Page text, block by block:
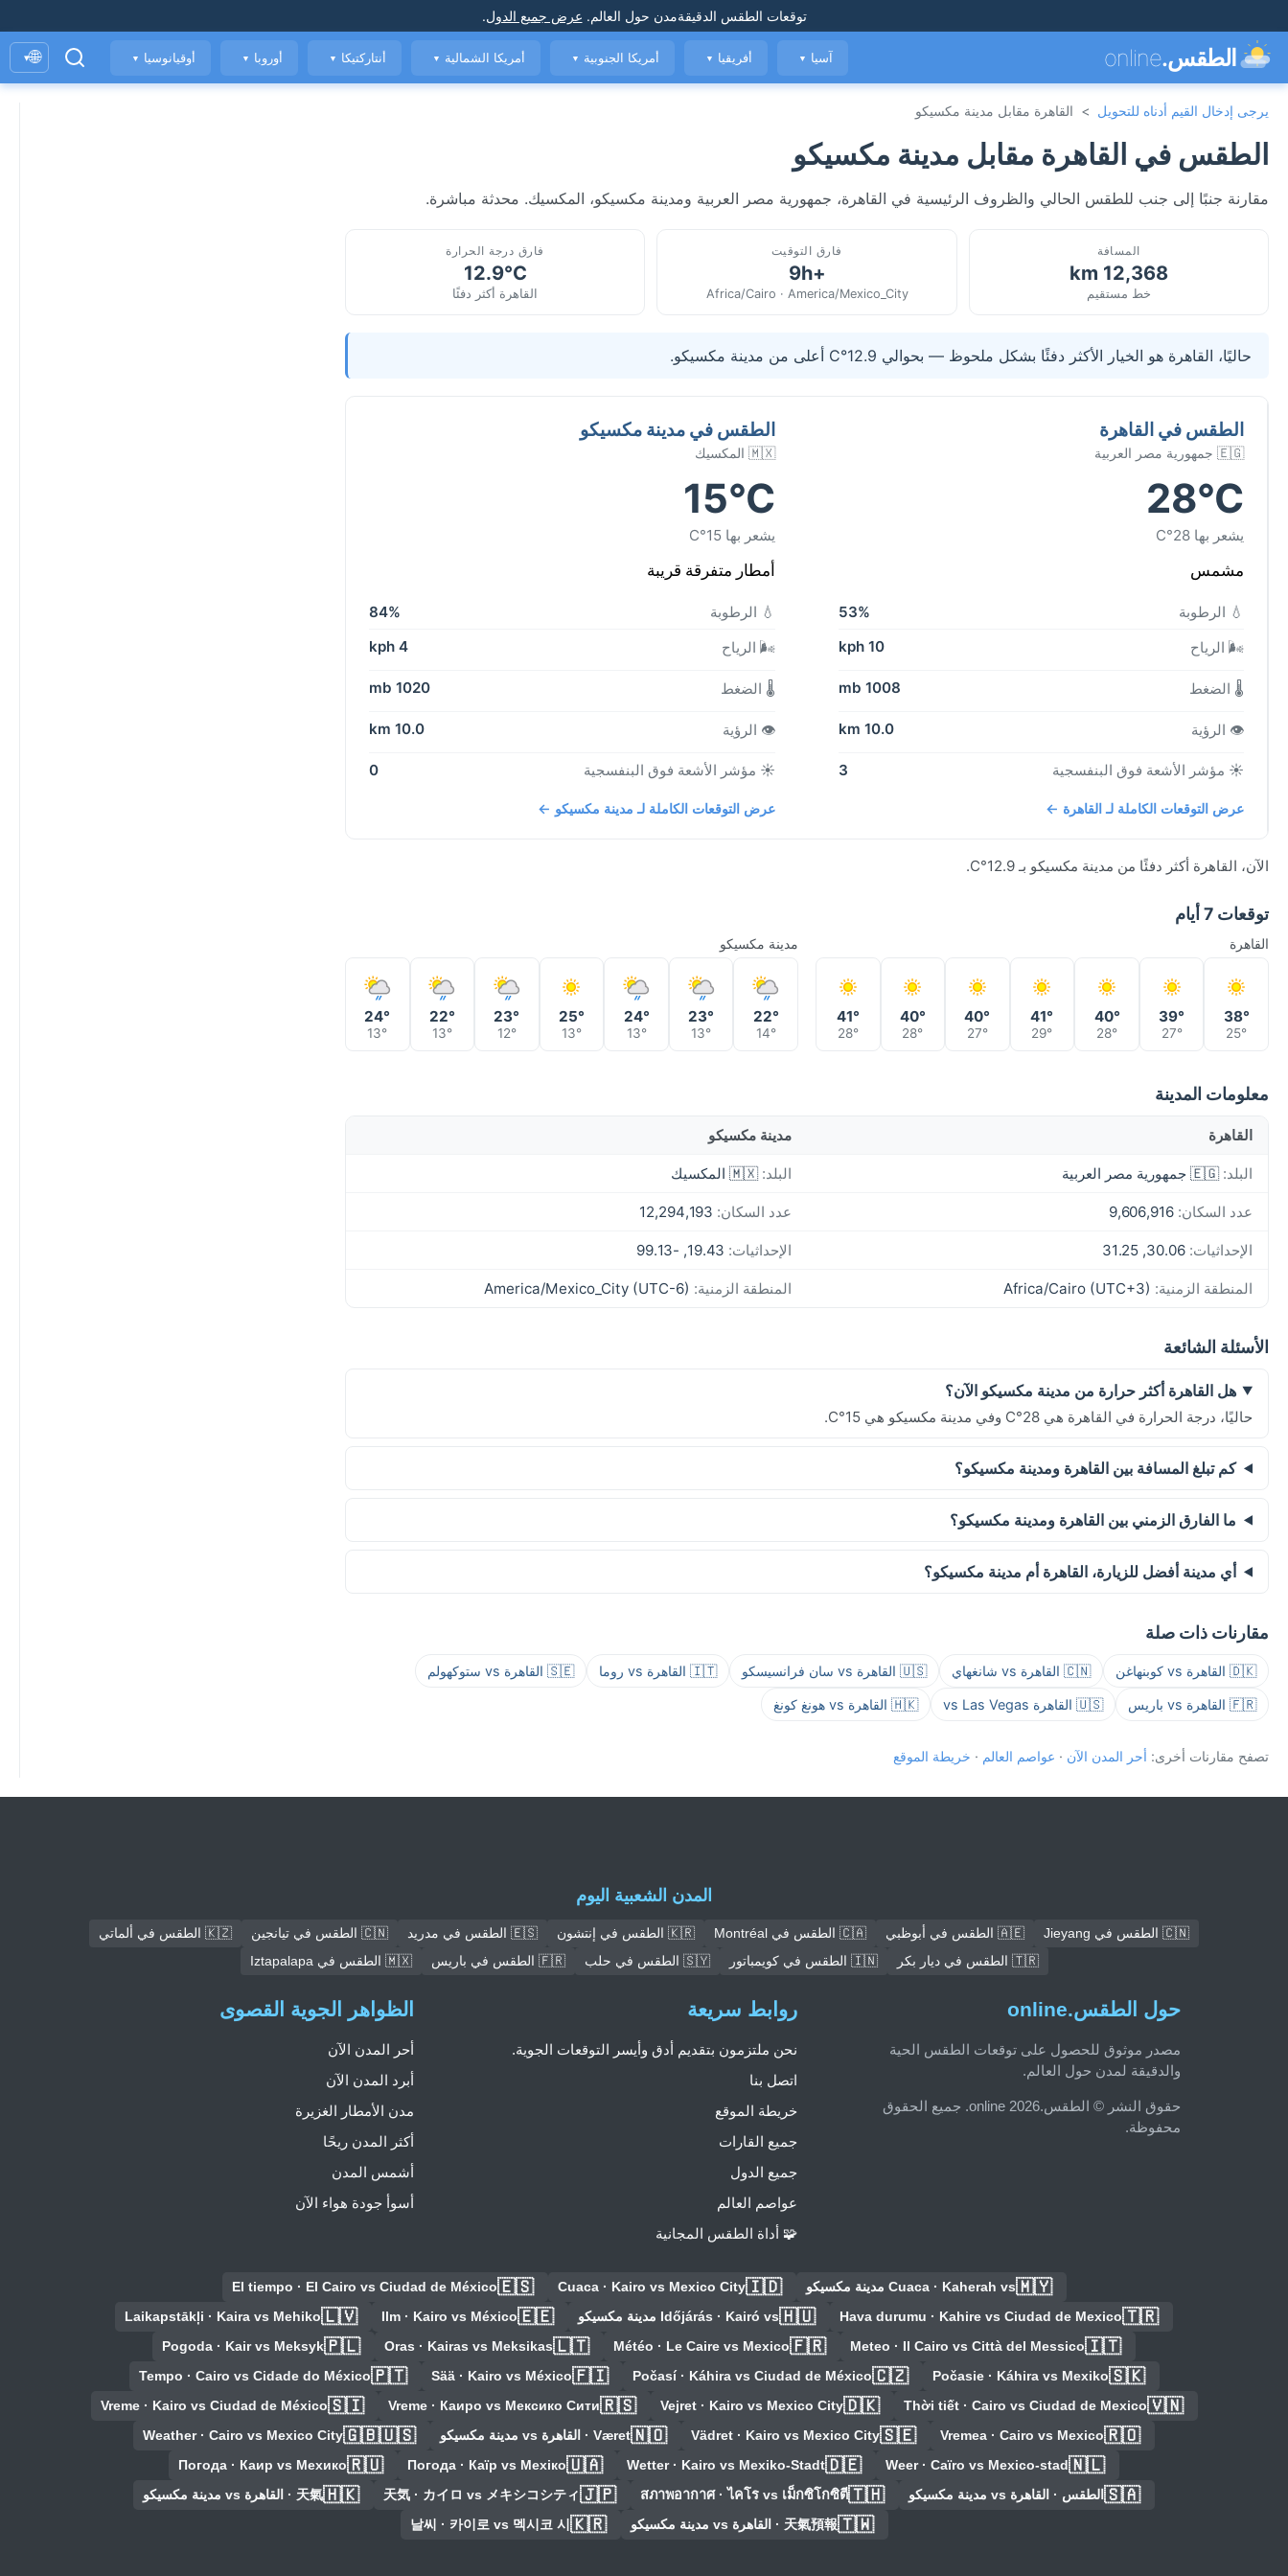
توقعات الطقس الدقيقةمدن حول العالم. عرض جميع الدول.
الطقس.online آسيا ▼ أفريقيا ▼ أمريكا الجنوبية ▼ أمريكا الشمالية ▼ أنتاركتيكا ▼ أوروبا ▼ أوقيانوسيا ▼
🌐
▾
يرجى إدخال القيم أدناه للتحويل > القاهرة مقابل مدينة مكسيكو
الطقس في القاهرة مقابل مدينة مكسيكو
مقارنة جنبًا إلى جنب للطقس الحالي والظروف الرئيسية في القاهرة، جمهورية مصر العربية ومدينة مكسيكو، المكسيك. محدثة مباشرة.
المسافة
12,368 km
خط مستقيم
فارق التوقيت
+9h
Africa/Cairo · America/Mexico_City
فارق درجة الحرارة
12.9°C
القاهرة أكثر دفئًا
حاليًا، القاهرة هو الخيار الأكثر دفئًا بشكل ملحوظ — بحوالي 12.9°C أعلى من مدينة مكسيكو.
الطقس في القاهرة
🇪🇬 جمهورية مصر العربية
28°C
يشعر بها 28°C
مشمس
💧 الرطوبة
53%
🌬️ الرياح
10 kph
🌡️ الضغط 1008 mb
👁️ الرؤية 10.0 km
☀️ مؤشر الأشعة فوق البنفسجية 3
عرض التوقعات الكاملة لـ القاهرة ←
الطقس في مدينة مكسيكو
🇲🇽 المكسيك
15°C
يشعر بها 15°C
أمطار متفرقة قريبة
💧 الرطوبة
84%
🌬️ الرياح
4 kph
🌡️ الضغط 1020 mb
👁️ الرؤية 10.0 km
☀️ مؤشر الأشعة فوق البنفسجية 0
عرض التوقعات الكاملة لـ مدينة مكسيكو ←
الآن، القاهرة أكثر دفئًا من مدينة مكسيكو بـ 12.9°C.
توقعات 7 أيام
القاهرة
38°
25°
39°
27°
40°
28°
41°
29°
40°
27°
40°
28°
41°
28°
مدينة مكسيكو
22°
14°
23°
13°
24°
13°
25°
13°
23°
12°
22°
13°
24°
13°
معلومات المدينة
القاهرة مدينة مكسيكو
البلد: 🇪🇬 جمهورية مصر العربية البلد: 🇲🇽 المكسيك
عدد السكان: عدد السكان:
الإحداثيات: الإحداثيات:
المنطقة الزمنية: المنطقة الزمنية:
الأسئلة الشائعة
هل القاهرة أكثر حرارة من مدينة مكسيكو الآن؟
حاليًا، درجة الحرارة في القاهرة هي 28°C وفي مدينة مكسيكو هي 15°C.
كم تبلغ المسافة بين القاهرة ومدينة مكسيكو؟
ما الفارق الزمني بين القاهرة ومدينة مكسيكو؟
أي مدينة أفضل للزيارة، القاهرة أم مدينة مكسيكو؟
مقارنات ذات صلة
🇩🇰 القاهرة vs كوبنهاغن 🇨🇳 القاهرة vs شانغهاي 🇺🇸 القاهرة vs سان فرانسيسكو 🇮🇹 القاهرة vs روما 🇸🇪 القاهرة vs ستوكهولم
🇫🇷 القاهرة vs باريس 🇺🇸 القاهرة vs Las Vegas 🇭🇰 القاهرة vs هونغ كونغ
تصفح مقارنات أخرى: أحر المدن الآن · عواصم العالم · خريطة الموقع
المدن الشعبية اليوم
🇨🇳 الطقس في Jieyang 🇦🇪 الطقس في أبوظبي 🇨🇦 الطقس في Montréal 🇰🇷 الطقس في إنتشون 🇪🇸 الطقس في مدريد 🇨🇳 الطقس في تيانجين
🇰🇿 الطقس في ألماتي
🇹🇷 الطقس في ديار بكر
🇮🇳 الطقس في كويمباتور 🇸🇾 الطقس في حلب 🇫🇷 الطقس في باريس 🇲🇽 الطقس في Iztapalapa
حول الطقس.online
مصدر موثوق للحصول على توقعات الطقس الحية
والدقيقة لمدن حول العالم.
حقوق النشر © الطقس.online 2026. جميع الحقوق
محفوظة.
روابط سريعة
نحن ملتزمون بتقديم أدق وأيسر التوقعات الجوية.
اتصل بنا
خريطة الموقع
جميع القارات
جميع الدول
عواصم العالم
🧩 أداة الطقس المجانية
الظواهر الجوية القصوى
أحر المدن الآن
أبرد المدن الآن
مدن الأمطار الغزيرة
أكثر المدن ريحًا
أشمس المدن
أسوأ جودة هواء الآن
🇲🇾Cuaca · Kaherah vs مدينة مكسيكو 🇮🇩
Cuaca · Kairo vs Mexico City
🇪🇸
El tiempo · El Cairo vs Ciudad de México
🇹🇷
Hava durumu · Kahire vs Ciudad de Mexico
🇭🇺Időjárás · Kairó vs مدينة مكسيكو 🇪🇪
Ilm · Kairo vs México
🇱🇻
Laikapstākļi · Kaira vs Mehiko
🇮🇹
Meteo · Il Cairo vs Città del Messico
🇫🇷
Météo · Le Caire vs Mexico
🇱🇹
Oras · Kairas vs Meksikas
🇵🇱
Pogoda · Kair vs Meksyk
🇸🇰
Počasie · Káhira vs Mexiko
🇨🇿
Počasí · Káhira vs Ciudad de México
🇫🇮
Sää · Kairo vs México
🇵🇹
Tempo · Cairo vs Cidade do México
🇻🇳
Thời tiết · Cairo vs Ciudad de Mexico
🇩🇰
Vejret · Kairo vs Mexico City
🇷🇸
Vreme · Каиро vs Мексико Сити
🇸🇮
Vreme · Kairo vs Ciudad de México
🇷🇴
Vremea · Cairo vs Mexico
🇸🇪
Vädret · Kairo vs Mexico City
🇳🇴Været · القاهرة vs مدينة مكسيكو 🇬🇧🇺🇸
Weather · Cairo vs Mexico City
🇳🇱
Weer · Caïro vs Mexico-stad
🇩🇪
Wetter · Kairo vs Mexiko-Stadt
🇺🇦
Погода · Каїр vs Мехіко
🇷🇺
Погода · Каир vs Мехико
🇸🇦 الطقس · القاهرة vs مدينة مكسيكو 🇹🇭
สภาพอากาศ · ไคโร vs เม็กซิโกซิตี
🇯🇵
天気 · カイロ vs メキシコシティ
🇭🇰天氣 · القاهرة vs مدينة مكسيكو
🇹🇼天氣預報 · القاهرة vs مدينة مكسيكو 🇰🇷
날씨 · 카이로 vs 멕시코 시